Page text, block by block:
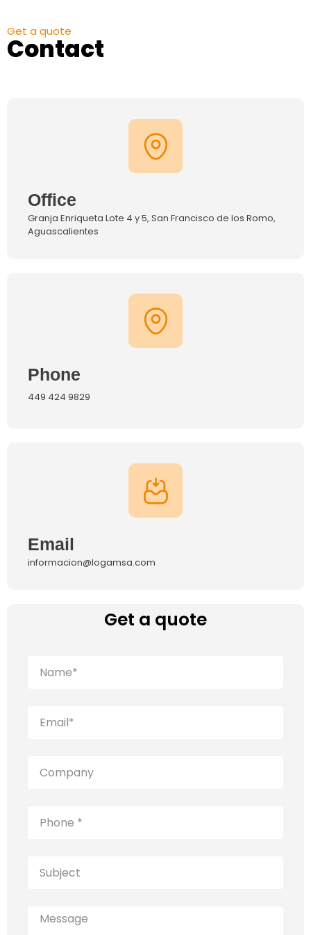
Get a quote
Contact
Office
Granja Enriqueta Lote 4 y 5, San Francisco de los Romo,
Aguascalientes
Phone
449 424 9829
Email
informacion@logamsa.com
Get a quote